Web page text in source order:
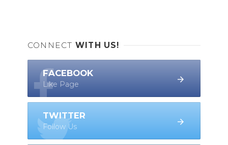
CONNECT WITH US!
FACEBOOK
Like Page
TWITTER
Follow Us